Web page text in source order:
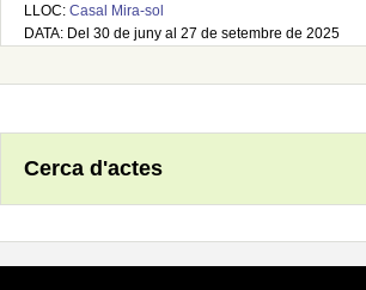
LLOC: Casal Mira-sol
DATA: Del 30 de juny al 27 de setembre de 2025
Cerca d'actes